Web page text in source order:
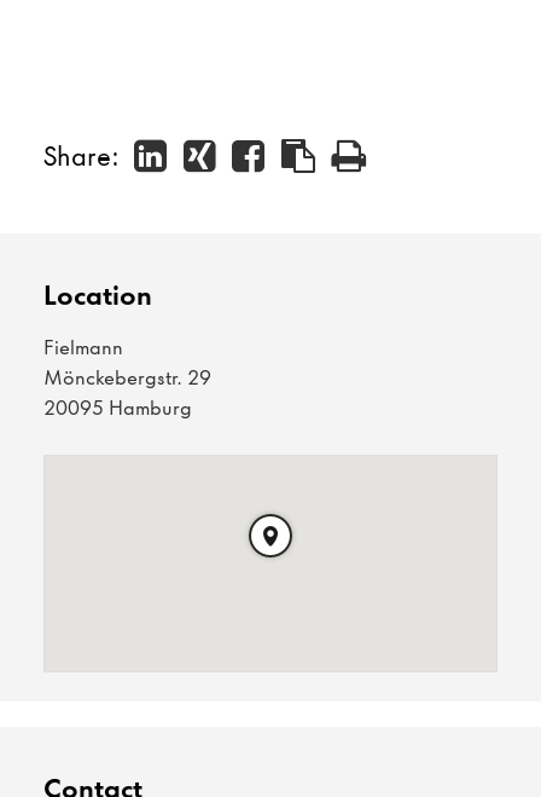
Share:
Location
Fielmann
Mönckebergstr. 29
20095 Hamburg
Contact